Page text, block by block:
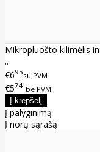
Mikropluošto kilimėlis
..
€695su PVM
€574 be PVM
Į palyginimą
Į norų sąrašą